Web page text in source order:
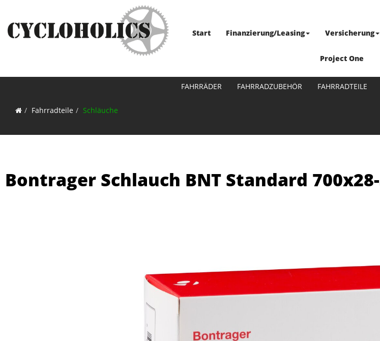
Start Finanzierung/Leasing Versicherung
Project One
FAHRRÄDER FAHRRADZUBEHÖR FAHRRADTEILE
Fahrradteile Schläuche
Bontrager Schlauch BNT Standard